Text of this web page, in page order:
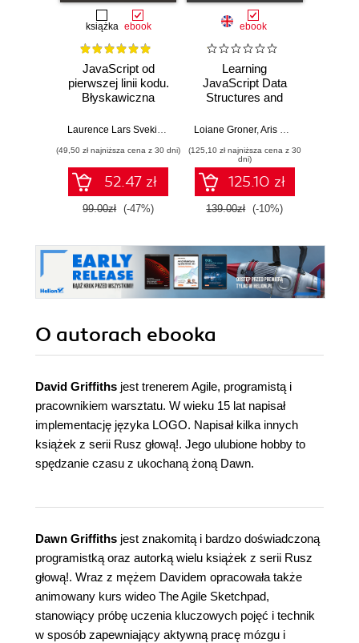
książka ebook
JavaScript od
pierwszej linii kodu.
Błyskawiczna
stron WWW i
internetowych
Laurence Lars Svekis
, Maaike van Putten,Rob Percival
(49,50 zł najniższa cena z 30 dni)
52.47 zł
99.00zł (-47%)
ebook
Learning
JavaScript Data
Structures and
Enhance your
skills in JavaScript
and TypeScript -
Fourth Edition
Loiane Groner,Aris Markogiannakis
(125,10 zł najniższa cena z 30
dni)
125.10 zł
139.00zł (-10%)
O autorach ebooka
David Griffiths jest trenerem Agile, programistą i
pracownikiem warsztatu. W wieku 15 lat napisał
implementację języka LOGO. Napisał kilka innych
książek z serii Rusz głową!. Jego ulubione hobby to
spędzanie czasu z ukochaną żoną Dawn.
Dawn Griffiths jest znakomitą i bardzo doświadczoną
programistką oraz autorką wielu książek z serii Rusz
głową!. Wraz z mężem Davidem opracowała także
animowany kurs wideo The Agile Sketchpad,
stanowiący próbę uczenia kluczowych pojęć i technik
w sposób zapewniający aktywną pracę mózgu i